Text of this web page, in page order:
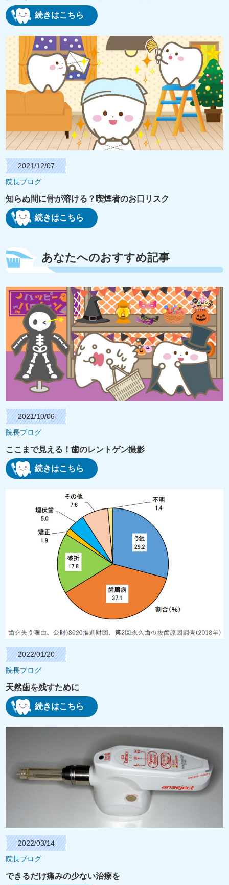
続きはこちら
2021/12/07
院長ブログ
知らぬ間に骨が溶ける？喫煙者のお口リスク
続きはこちら
あなたへのおすすめ記事
2021/10/06
院長ブログ
ここまで見える！歯のレントゲン撮影
続きはこちら
2022/01/20
院長ブログ
天然歯を残すために
続きはこちら
2022/03/14
院長ブログ
できるだけ痛みの少ない治療を